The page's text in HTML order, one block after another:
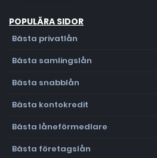
POPULÄRA SIDOR
Bästa privatlån
Bästa samlingslån
Bästa snabblån
Bästa kontokredit
Bästa låneförmedlare
Bästa företagslån